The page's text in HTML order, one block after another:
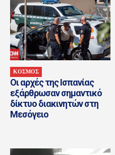
ΚΟΣΜΟΣ
Οι αρχές της Ισπανίας
εξάρθρωσαν σημαντικό
δίκτυο διακινητών στη
Μεσόγειο